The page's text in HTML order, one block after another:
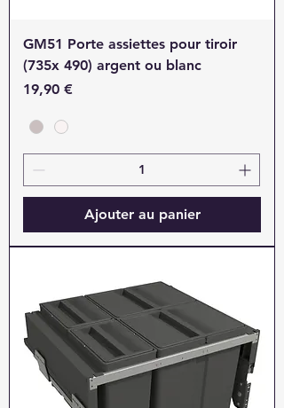
GM51 Porte assiettes pour tiroir
(735x 490) argent ou blanc
Prix
19,90 €
Ajouter au panier